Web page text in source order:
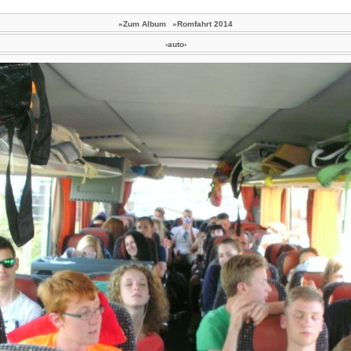
»Zum Album »Romfahrt 2014
‹auto›